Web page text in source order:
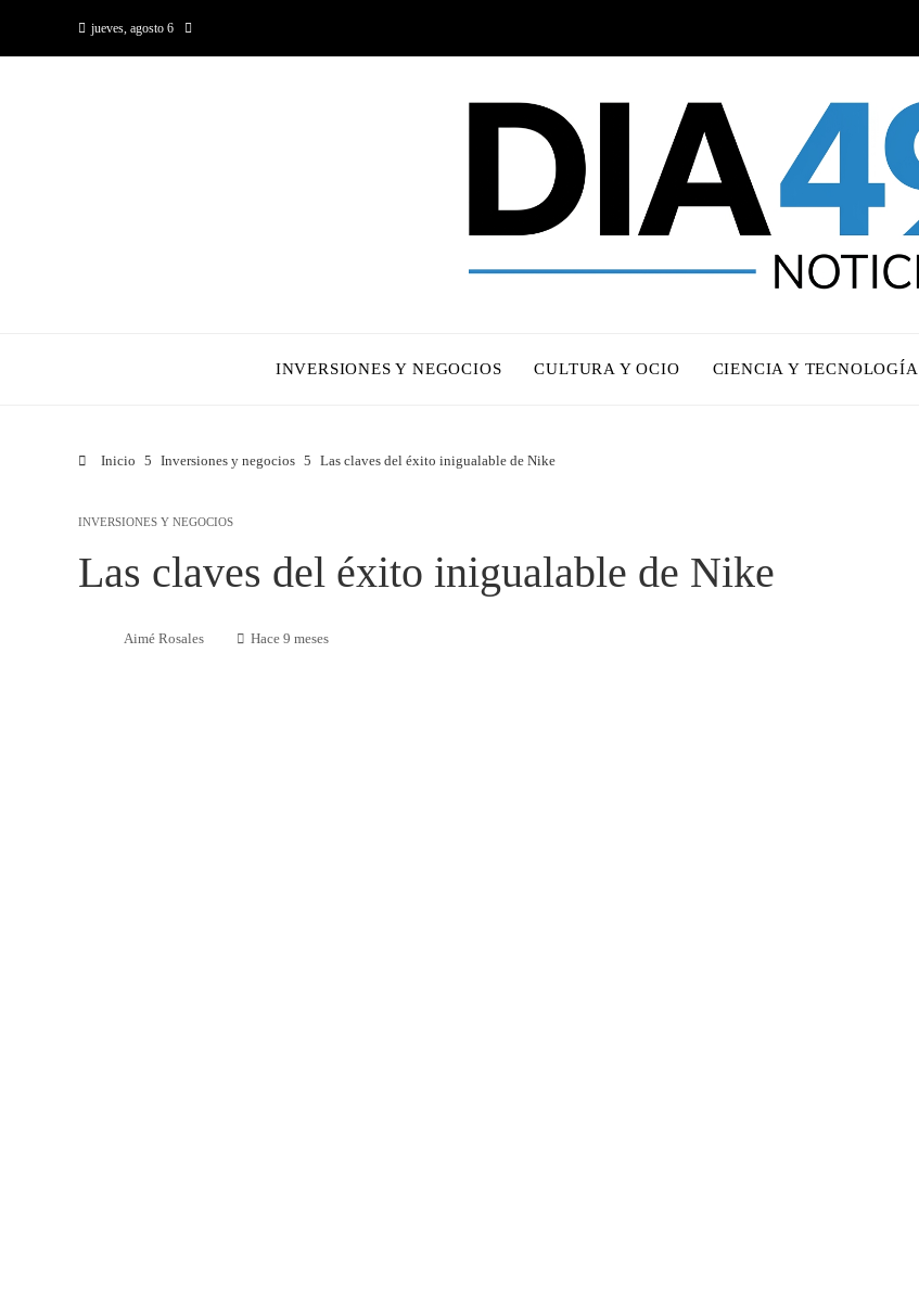
jueves, agosto 6
INVERSIONES Y NEGOCIOS CULTURA Y OCIO CIENCIA Y TECNOLOGÍA
Inicio Inversiones y negocios Las claves del éxito inigualable de Nike
INVERSIONES Y NEGOCIOS
Las claves del éxito inigualable de Nike
Aimé Rosales Hace 9 meses